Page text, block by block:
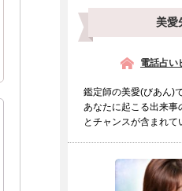
美愛
電話占い
鑑定師の美愛(びあん)
あなたに起こる出来事
とチャンスが含まれ